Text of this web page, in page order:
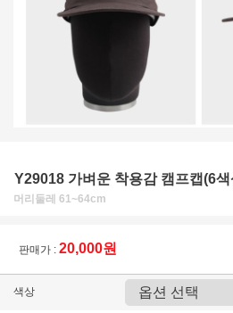
Y29018 가벼운 착용감 캠프캡(6
머리둘레 61~64cm
판매가 : 20,000원
색상